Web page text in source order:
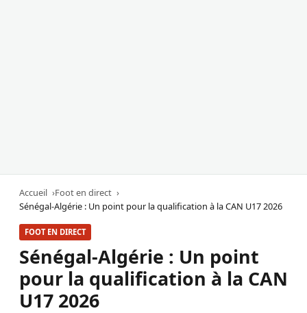
Accueil
Foot en direct
Sénégal-Algérie : Un point pour la qualification à la CAN U17 2026
FOOT EN DIRECT
Sénégal-Algérie : Un point
pour la qualification à la CAN
U17 2026